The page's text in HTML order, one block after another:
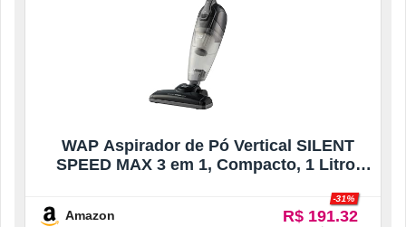
WAP Aspirador de Pó Vertical SILENT
SPEED MAX 3 em 1, Compacto, 1 Litro,
Amazon R$ 191.32
-31%